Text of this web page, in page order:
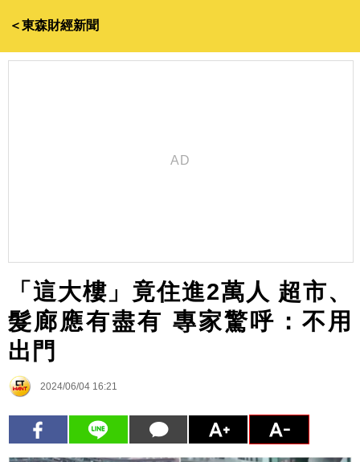
＜東森財經新聞
「這大樓」竟住進2萬人 超市、
髮廊應有盡有 專家驚呼：不用
出門
2024/06/04 16:21